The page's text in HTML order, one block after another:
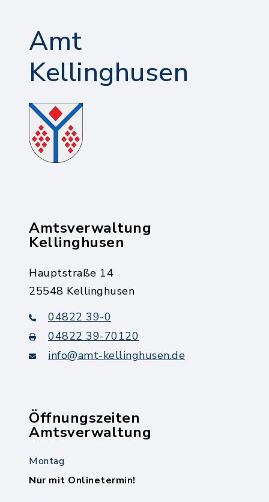
Amt
Kellinghusen
Amtsverwaltung
Kellinghusen
Hauptstraße 14
25548 Kellinghusen
04822 39-0
04822 39-70120
info@amt-kellinghusen.de
Öffnungszeiten
Amtsverwaltung
Montag
Nur mit Onlinetermin!